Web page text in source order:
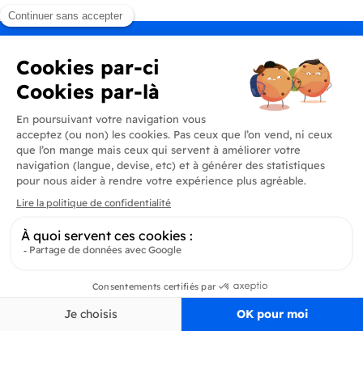
Produits
En savoir plus